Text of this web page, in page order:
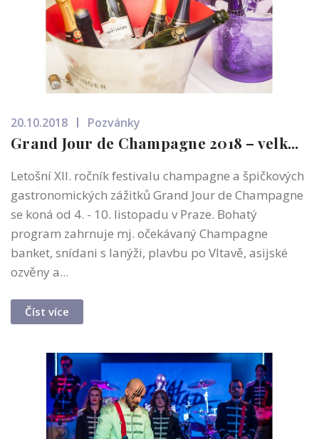
20.10.2018 Pozvánky
Grand Jour de Champagne 2018 – velk...
Letošní XII. ročník festivalu champagne a špičkových
gastronomických zážitků Grand Jour de Champagne
se koná od 4. - 10. listopadu v Praze. Bohatý
program zahrnuje mj. očekávaný Champagne
banket, snídani s lanýži, plavbu po Vltavě, asijské
ozvěny a...
Číst více